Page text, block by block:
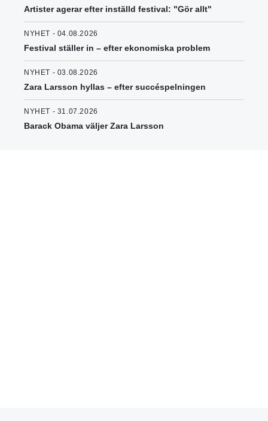
Artister agerar efter inställd festival: "Gör allt"
NYHET - 04.08.2026
Festival ställer in – efter ekonomiska problem
NYHET - 03.08.2026
Zara Larsson hyllas – efter succéspelningen
NYHET - 31.07.2026
Barack Obama väljer Zara Larsson